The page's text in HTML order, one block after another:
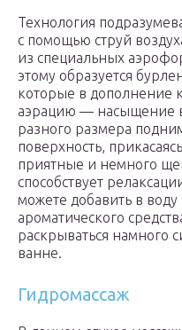
Технология
с помощью струй
из специальных
этому образуется
которые в дополнение
аэрацию — насыщение
разного размера
поверхность,
приятные и немного
способствует
можете добавить в
ароматического
раскрываться намного
ванне.
Гидромассаж